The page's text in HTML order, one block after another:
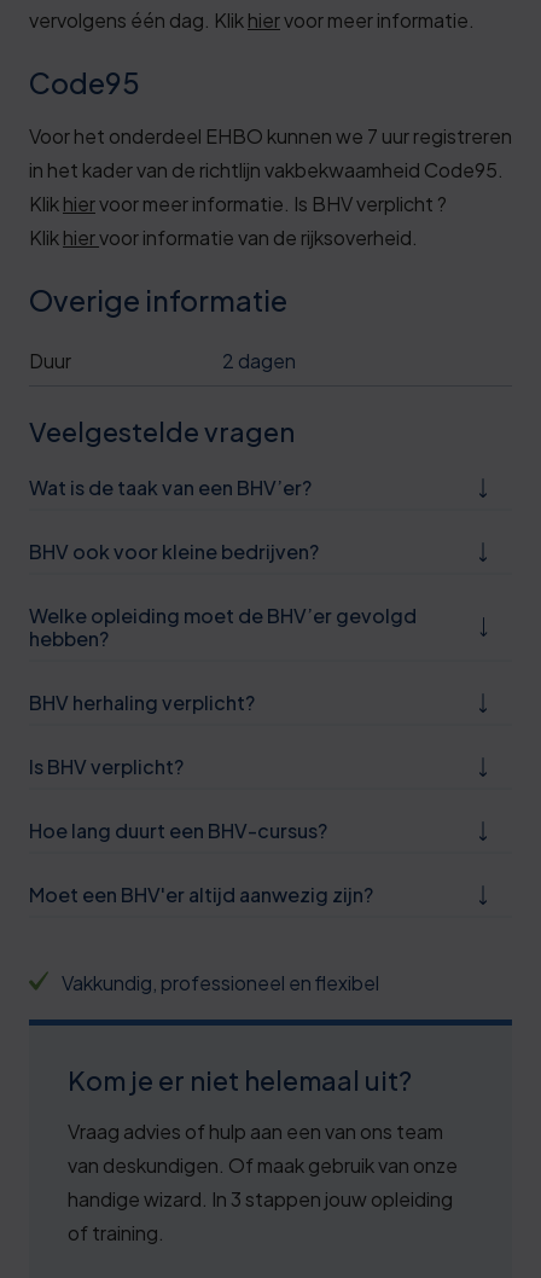
vervolgens één dag. Klikhiervoor meer informatie.
Code95
Voor het onderdeel EHBO kunnen we 7 uur registreren
in het kader van de richtlijn vakbekwaamheid Code95.
Klikhiervoor meer informatie. Is BHV verplicht ?
Klikhiervoor informatie van de rijksoverheid.
Overige informatie
Duur 2 dagen
Veelgestelde vragen
Wat is de taak van een BHV’er?
BHV ook voor kleine bedrijven?
Welke opleiding moet de BHV’er gevolgd
hebben?
BHV herhaling verplicht?
Is BHV verplicht?
Hoe lang duurt een BHV-cursus?
Moet een BHV'er altijd aanwezig zijn?
Vakkundig, professioneel en flexibel
Kom je er niet helemaal uit?
Vraag advies of hulp aan een van ons team
van deskundigen. Of maak gebruik van onze
handige wizard. In 3 stappen jouw opleiding
of training.